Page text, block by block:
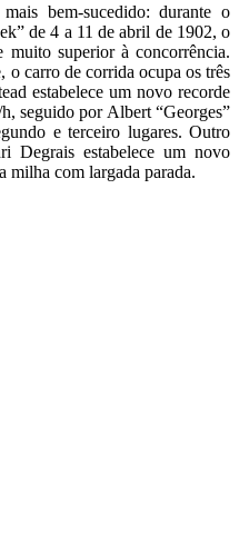
bem-sucedido: durante o
de 4 a 11 de abril de 1902, o
muito superior à concorrência.
carro de corrida ocupa os três
estabelece um novo recorde
seguido por Albert “Georges”
e terceiro lugares. Outro
Degrais estabelece um novo
milha com largada parada.